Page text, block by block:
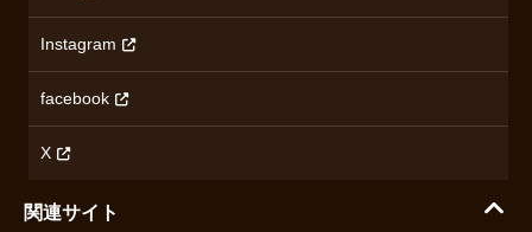
ロンジン
チューダー
ブランド一覧を見る
プライバシーポリシー
無断転載・商用利用について
コンテンツ制作ポリシーおよび生成AIの利用指針
Instagram
facebook
X
関連サイト